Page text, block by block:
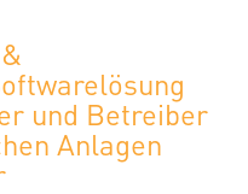
und Betreiber
Anlagen